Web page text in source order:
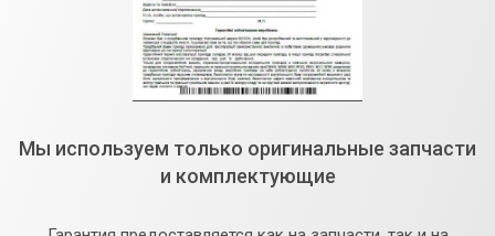
Мы используем только оригинальные запчасти
и комплектующие